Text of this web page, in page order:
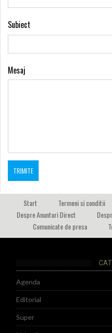
Subiect
Mesaj
Start Termeni si conditii
Despre Anunturi Direct
Comunicate de presa
Agenda
Editorial
Super